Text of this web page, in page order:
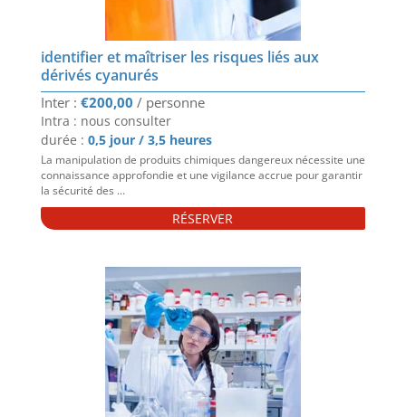
identifier et maîtriser les risques liés aux
dérivés cyanurés
€200,00
Intra : nous consulter
durée : 0,5 jour / 3,5 heures
La manipulation de produits chimiques dangereux nécessite une
connaissance approfondie et une vigilance accrue pour garantir
la sécurité des ...
RÉSERVER